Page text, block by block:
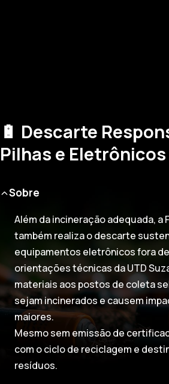
🔋 Descarte
Pilhas e Eletrônicos
Sobre
Além da incineração adequada, a
também realiza o descarte
equipamentos eletrônicos fora
orientações técnicas da UTD
materiais aos postos de coleta
sejam incinerados e causem
maiores.
Mesmo sem emissão de
com o ciclo de reciclagem e
resíduos.